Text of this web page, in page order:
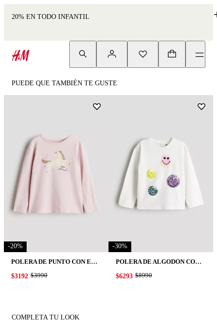
20% EN TODO INFANTIL
PUEDE QUE TAMBIÉN TE GUSTE
-20%
POLERA DE PUNTO CON ESTAMPADO
ORIGINAL PRICE:
$3990
PRICE:
$3192
-30%
POLERA DE ALGODÓN CON MOTIVO
ORIGINAL PRICE:
$8990
PRICE:
$6293
COMPLETA TU LOOK